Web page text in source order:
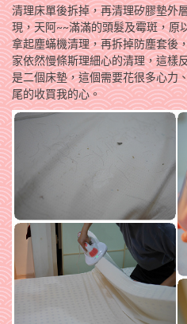
清理床單後拆掉，再清理矽膠墊外
現，天阿~~滿滿的頭髮及霉斑，原
拿起塵蟎機清理，再拆掉防塵套後
家依然慢條斯理細心的清理，這樣
是二個床墊，這個需要花很多心力
尾的收買我的心。